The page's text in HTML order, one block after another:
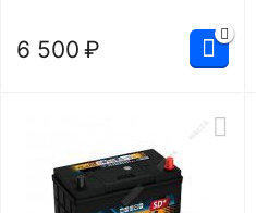
6 500 ₽